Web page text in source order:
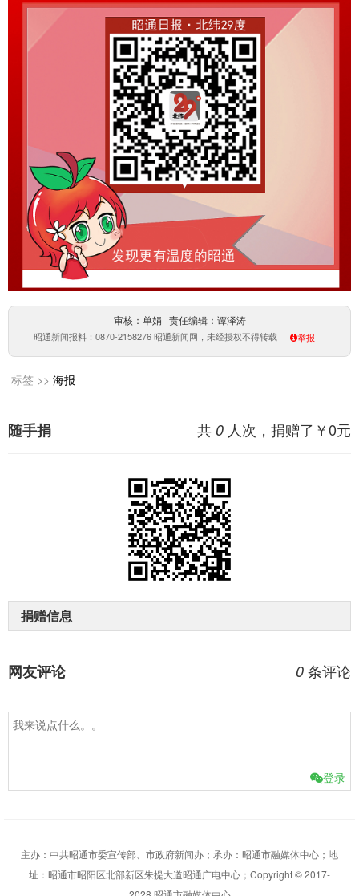
审核：单娟 责任编辑：谭泽涛
昭通新闻报料：0870-2158276 昭通新闻网，未经授权不得转载 举报
标签 >> 海报
共 0 人次，捐赠了￥0元
随手捐
捐赠信息
0 条评论
网友评论
登录
主办：中共昭通市委宣传部、市政府新闻办；承办：昭通市融媒体中心；地
址：昭通市昭阳区北部新区朱提大道昭通广电中心；Copyright © 2017-